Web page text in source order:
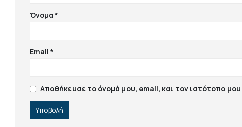
Όνομα*
Email*
Αποθήκευσε το όνομά μου, email, και τον ιστότοπο